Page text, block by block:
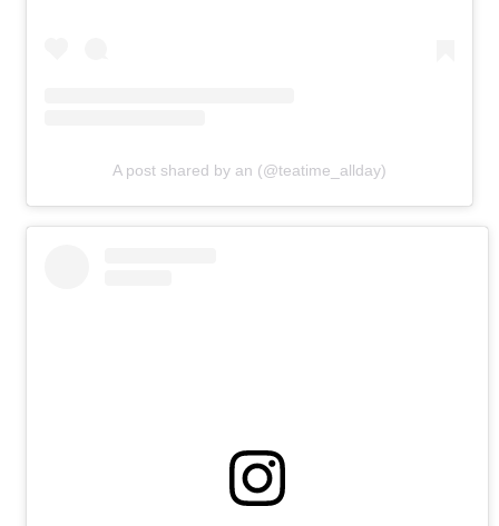
A post shared by an (@teatime_allday)